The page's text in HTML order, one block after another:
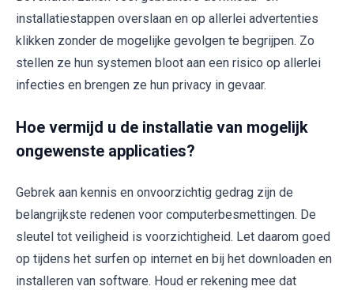
installatiestappen overslaan en op allerlei advertenties
klikken zonder de mogelijke gevolgen te begrijpen. Zo
stellen ze hun systemen bloot aan een risico op allerlei
infecties en brengen ze hun privacy in gevaar.
Hoe vermijd u de installatie van mogelijk
ongewenste applicaties?
Gebrek aan kennis en onvoorzichtig gedrag zijn de
belangrijkste redenen voor computerbesmettingen. De
sleutel tot veiligheid is voorzichtigheid. Let daarom goed
op tijdens het surfen op internet en bij het downloaden en
installeren van software. Houd er rekening mee dat